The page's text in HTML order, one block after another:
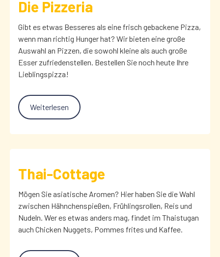
Die Pizzeria
Gibt es etwas Besseres als eine frisch gebackene Pizza,
wenn man richtig Hunger hat? Wir bieten eine große
Auswahl an Pizzen, die sowohl kleine als auch große
Esser zufriedenstellen. Bestellen Sie noch heute Ihre
Lieblingspizza!
Weiterlesen
Thai-Cottage
Mögen Sie asiatische Aromen? Hier haben Sie die Wahl
zwischen Hähnchenspießen, Frühlingsrollen, Reis und
Nudeln. Wer es etwas anders mag, findet im Thaistugan
auch Chicken Nuggets, Pommes frites und Kaffee.